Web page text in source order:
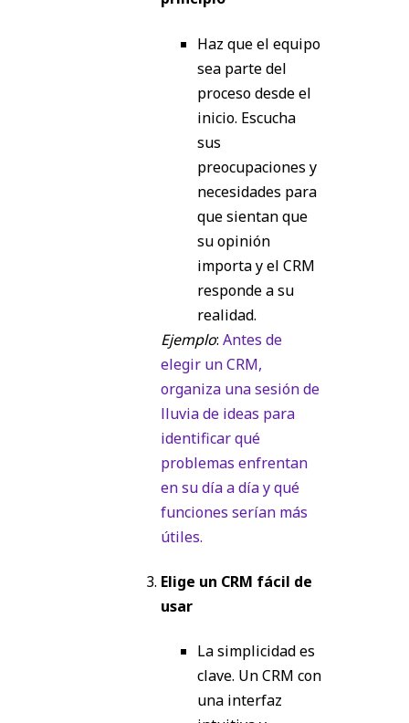
Haz que el equipo
sea parte del
proceso desde el
inicio. Escucha
sus
preocupaciones y
necesidades para
que sientan que
su opinión
importa y el CRM
responde a su
realidad.
Ejemplo: Antes de
elegir un CRM,
organiza una sesión de
lluvia de ideas para
identificar qué
problemas enfrentan
en su día a día y qué
funciones serían más
útiles.
Elige un CRM fácil de
usar
La simplicidad es
clave. Un CRM con
una interfaz